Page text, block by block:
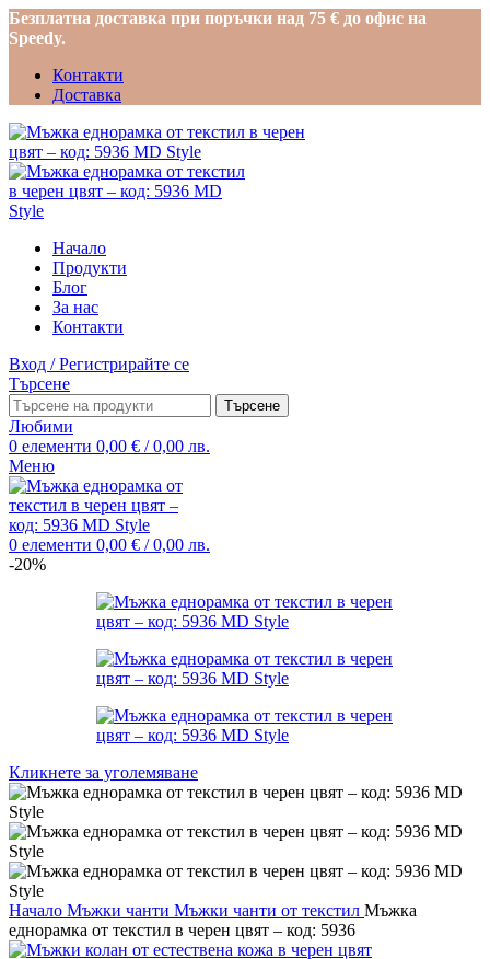
Безплатна доставка при поръчки над 75 € до офис на
Speedy.
Контакти
Доставка
Начало
Продукти
Блог
За нас
Контакти
Вход / Регистрирайте се
Търсене
Търсене
Любими
0 елементи 0,00 € / 0,00 лв.
Меню
0 елементи 0,00 € / 0,00 лв.
-20%
Кликнете за уголемяване
Начало Мъжки чанти Мъжки чанти от текстил Мъжка
еднорамка от текстил в черен цвят – код: 5936